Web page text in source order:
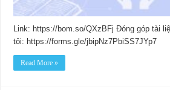
Link: https://bom.so/QXzBFj Đóng góp tài
tôi: https://forms.gle/jbipNz7PbiSS7JYp7
Read More »